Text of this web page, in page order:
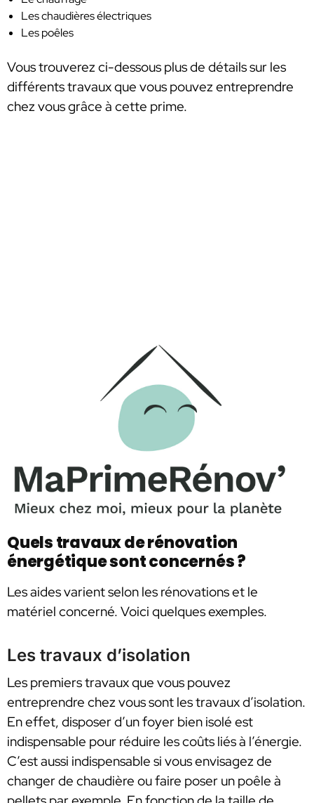
Les chaudières électriques
Les poêles
Vous trouverez ci-dessous plus de détails sur les
différents travaux que vous pouvez entreprendre
chez vous grâce à cette prime.
Quels travaux de rénovation
énergétique sont concernés ?
Les aides varient selon les rénovations et le
matériel concerné. Voici quelques exemples.
Les travaux d’isolation
Les premiers travaux que vous pouvez
entreprendre chez vous sont les travaux d’isolation.
En effet, disposer d’un foyer bien isolé est
indispensable pour réduire les coûts liés à l’énergie.
C’est aussi indispensable si vous envisagez de
changer de chaudière ou faire poser un poêle à